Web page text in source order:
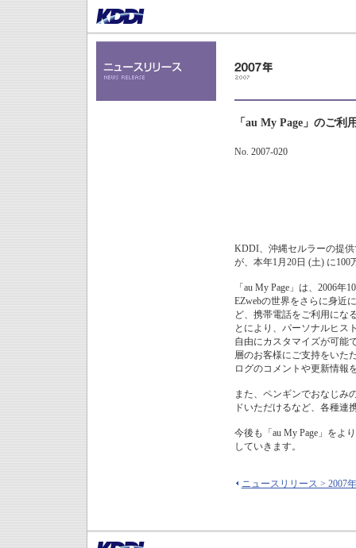
「au My Page」のご利
No. 2007-020
KDDI、沖縄セルラーの提供
が、本年1月20日 (土) に
「au My Page」は、2006
EZwebの世界をさらに身近
ど、携帯電話をご利用にな
とにより、パーソナルヒス
自由にカスタマイズが可能
層のお客様にご支持をいた
ログのコメントや更新情報
また、ペンギンでおなじみ
ドいただけるなど、各種連
今後も「au My Page」をよ
していきます。
ニュースリリース > 2007年